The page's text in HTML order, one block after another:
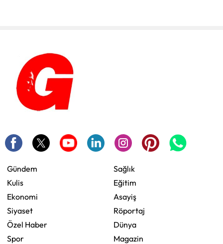
Gündem
Kulis
Ekonomi
Siyaset
Özel Haber
Spor
Sağlık
Eğitim
Asayiş
Röportaj
Dünya
Magazin